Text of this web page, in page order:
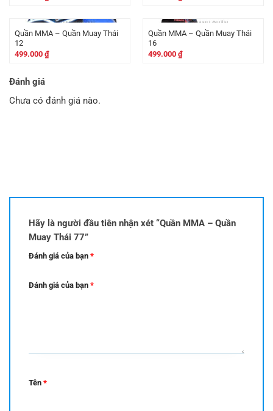
Quần MMA – Quần Muay Thái
12
499.000 ₫
Quần MMA – Quần Muay Thái
16
499.000 ₫
Đánh giá
Chưa có đánh giá nào.
Hãy là người đầu tiên nhận xét “Quần MMA – Quần
Muay Thái 77”
Đánh giá của bạn *
Đánh giá của bạn *
Tên *